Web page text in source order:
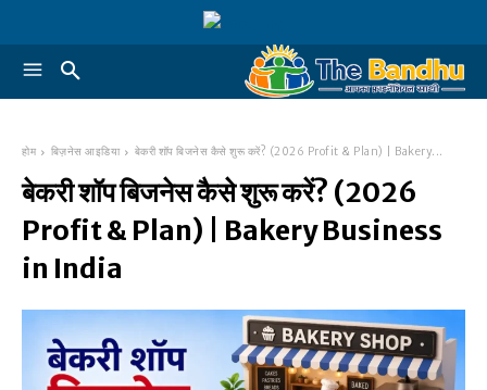
होम बिज़नेस आइडिया बेकरी शॉप बिजनेस कैसे शुरू करें? (2026 Profit & Plan) | Bakery...
बेकरी शॉप बिजनेस कैसे शुरू करें? (2026
Profit & Plan) | Bakery Business
in India